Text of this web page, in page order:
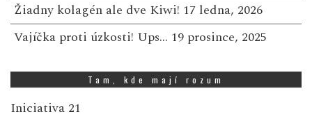
Žiadny kolagén ale dve Kiwi! 17 ledna, 2026
Vajíčka proti úzkosti! Ups… 19 prosince, 2025
Tam, kde mají rozum
Iniciativa 21